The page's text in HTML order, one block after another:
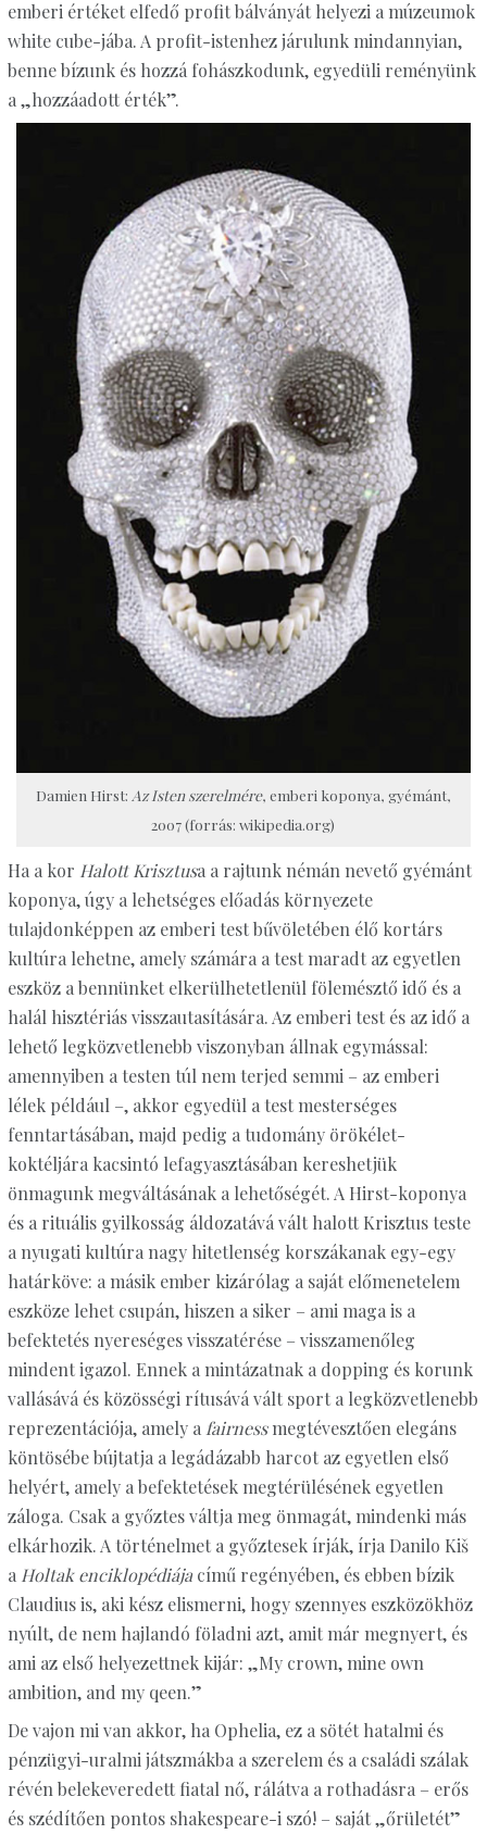
emberi értéket elfedő profit bálványát helyezi a múzeumok
white cube-jába. A profit-istenhez járulunk mindannyian,
benne bízunk és hozzá fohászkodunk, egyedüli reményünk
a „hozzáadott érték”.
Damien Hirst: Az Isten szerelmére, emberi koponya, gyémánt,
2007 (forrás: wikipedia.org)
Ha a kor Halott Krisztusa a rajtunk némán nevető gyémánt
koponya, úgy a lehetséges előadás környezete
tulajdonképpen az emberi test bűvöletében élő kortárs
kultúra lehetne, amely számára a test maradt az egyetlen
eszköz a bennünket elkerülhetetlenül fölemésztő idő és a
halál hisztériás visszautasítására. Az emberi test és az idő a
lehető legközvetlenebb viszonyban állnak egymással:
amennyiben a testen túl nem terjed semmi – az emberi
lélek például –, akkor egyedül a test mesterséges
fenntartásában, majd pedig a tudomány örökélet-
koktéljára kacsintó lefagyasztásában kereshetjük
önmagunk megváltásának a lehetőségét. A Hirst-koponya
és a rituális gyilkosság áldozatává vált halott Krisztus teste
a nyugati kultúra nagy hitetlenség korszákanak egy-egy
határköve: a másik ember kizárólag a saját előmenetelem
eszköze lehet csupán, hiszen a siker – ami maga is a
befektetés nyereséges visszatérése – visszamenőleg
mindent igazol. Ennek a mintázatnak a dopping és korunk
vallásává és közösségi rítusává vált sport a legközvetlenebb
reprezentációja, amely a fairnessmegtévesztően elegáns
köntösébe bújtatja a legádázabb harcot az egyetlen első
helyért, amely a befektetések megtérülésének egyetlen
záloga. Csak a győztes váltja meg önmagát, mindenki más
elkárhozik. A történelmet a győztesek írják, írja Danilo Kiš
a Holtak enciklopédiájacímű regényében, és ebben bízik
Claudius is, aki kész elismerni, hogy szennyes eszközökhöz
nyúlt, de nem hajlandó föladni azt, amit már megnyert, és
ami az első helyezettnek kijár: „My crown, mine own
ambition, and my qeen.”
De vajon mi van akkor, ha Ophelia, ez a sötét hatalmi és
pénzügyi-uralmi játszmákba a szerelem és a családi szálak
révén belekeveredett fiatal nő, rálátva a rothadásra – erős
és szédítően pontos shakespeare-i szó! – saját „őrületét”